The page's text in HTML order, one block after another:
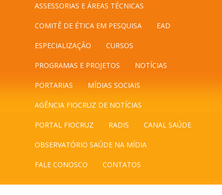
ASSESSORIAS E ÁREAS TÉCNICAS
COMITÊ DE ÉTICA EM PESQUISA EAD
ESPECIALIZAÇÃO CURSOS
PROGRAMAS E PROJETOS NOTÍCIAS
PORTARIAS MÍDIAS SOCIAIS
AGÊNCIA FIOCRUZ DE NOTÍCIAS
PORTAL FIOCRUZ RADIS CANAL SAÚDE
OBSERVATÓRIO SAÚDE NA MÍDIA
FALE CONOSCO CONTATOS